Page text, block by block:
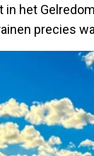
in het
precies